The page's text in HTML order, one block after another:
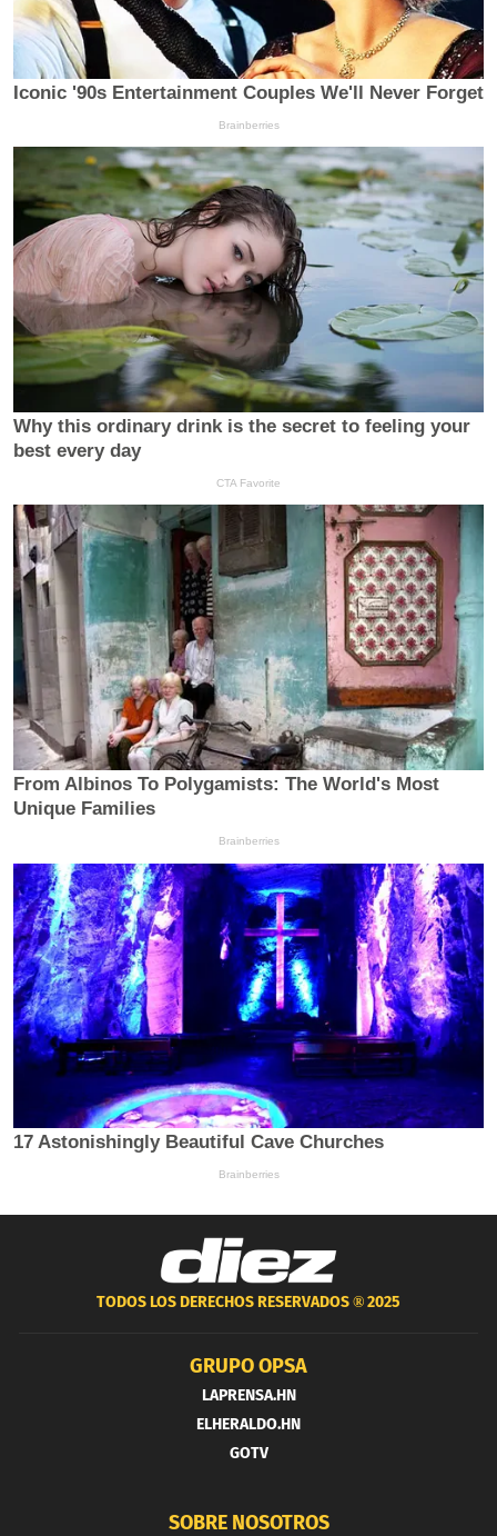
TODOS LOS DERECHOS RESERVADOS ®2025
GRUPO OPSA
LAPRENSA.HN
ELHERALDO.HN
GOTV
SOBRE NOSOTROS